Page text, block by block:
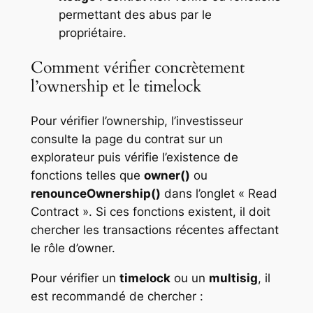
permettant des abus par le
propriétaire.
Comment vérifier concrètement
l’ownership et le timelock
Pour vérifier l’ownership, l’investisseur
consulte la page du contrat sur un
explorateur puis vérifie l’existence de
fonctions telles que owner() ou
renounceOwnership() dans l’onglet « Read
Contract ». Si ces fonctions existent, il doit
chercher les transactions récentes affectant
le rôle d’owner.
Pour vérifier un timelockou un multisig, il
est recommandé de chercher :